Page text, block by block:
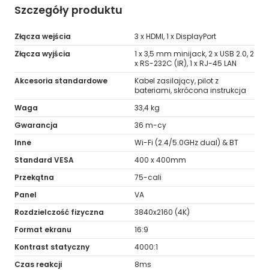
Szczegóły produktu
Złącza wejścia
3 x HDMI, 1 x DisplayPort
Złącza wyjścia
1 x 3,5 mm minijack, 2 x USB 2.0, 2
x RS-232C (IR), 1 x RJ-45 LAN
Akcesoria standardowe
Kabel zasilający, pilot z
bateriami, skrócona instrukcja
Waga
33,4 kg
Gwarancja
36 m-cy
Inne
Wi-Fi (2.4/5.0GHz dual) & BT
Standard VESA
400 x 400mm
Przekątna
75-cali
Panel
VA
Rozdzielczość fizyczna
3840x2160 (4K)
Format ekranu
16:9
Kontrast statyczny
4000:1
Czas reakcji
8ms